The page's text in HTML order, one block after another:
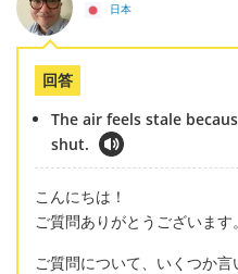
日本
回答
The air feels stale
shut.
こんにちは！
ご質問ありがとうございます。
ご質問について、いくつか